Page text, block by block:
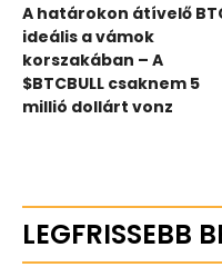
A határokon átívelő
ideális a vámok
korszakában – A
$BTCBULL csaknem 5
millió dollárt vonz
LEGFRISSEBB